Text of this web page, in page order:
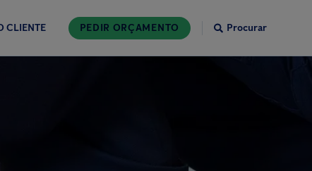
CLIENTE PEDIR ORÇAMENTO Procurar